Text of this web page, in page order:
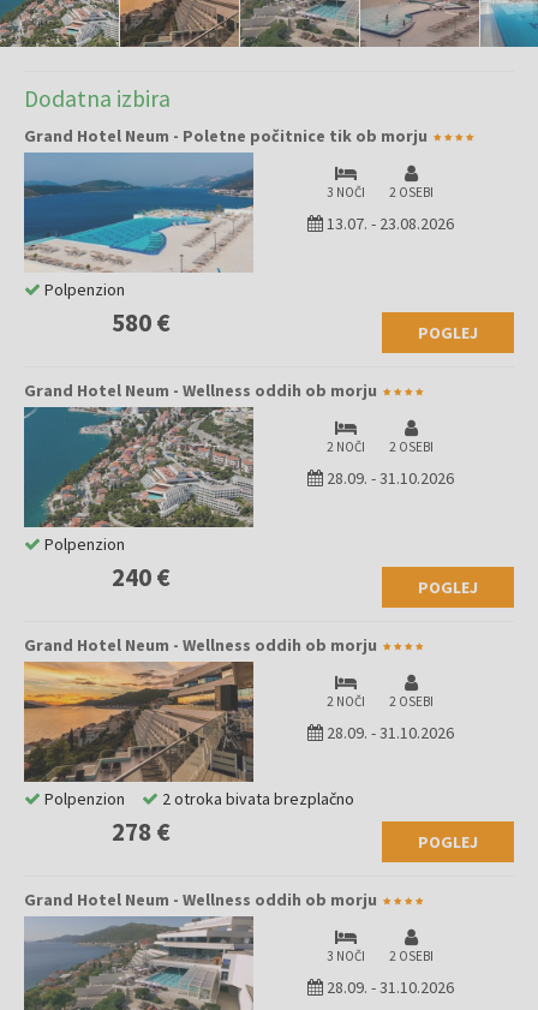
Dodatna izbira
Grand Hotel Neum - Poletne počitnice tik ob morju
3 NOČI 2 OSEBI
13.07. - 23.08.2026
580 € POGLEJ
Polpenzion
Grand Hotel Neum - Wellness oddih ob morju
2 NOČI 2 OSEBI
28.09. -31.10.2026
240 € POGLEJ
Polpenzion
Grand Hotel Neum - Wellness oddih ob morju
2 NOČI 2 OSEBI
28.09. -31.10.2026
278 € POGLEJ
Polpenzion 2 otroka bivata brezplačno
Grand Hotel Neum - Wellness oddih ob morju
3 NOČI 2 OSEBI
28.09. -31.10.2026